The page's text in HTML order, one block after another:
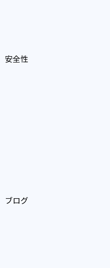
安全性
ブログ